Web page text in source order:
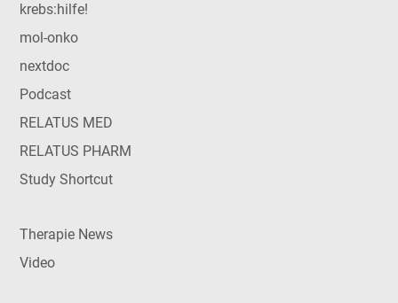
krebs:hilfe!
mol-onko
nextdoc
Podcast
RELATUS MED
RELATUS PHARM
Study Shortcut
Therapie News
Video